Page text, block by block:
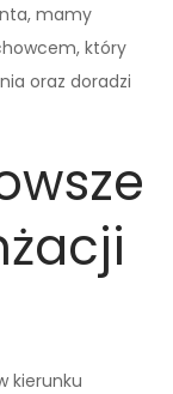
mamy
który
oraz doradzi
kierunku